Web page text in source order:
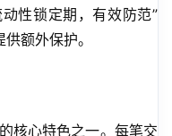
性锁定期，有效防范”
额外保护。
核心特色之一。每笔交